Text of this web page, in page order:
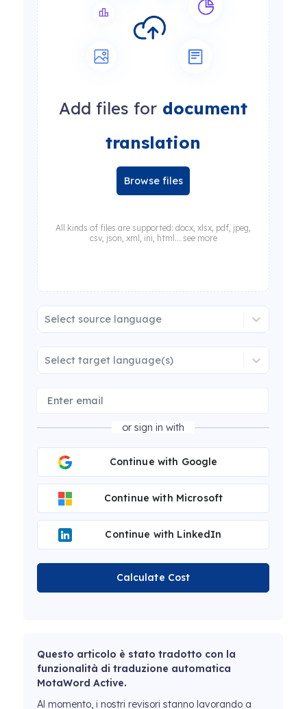
Add files for document
translation
Browse files
All kinds of files are supported: docx, xlsx, pdf, jpeg,
csv, json, xml, ini, html... see more
Select source language
Select target language(s)
or sign in with
Continue with Google
Continue with Microsoft
Continue with LinkedIn
Calculate Cost
Questo articolo è stato tradotto con la
funzionalità di traduzione automatica
MotaWord Active.
Al momento, i nostri revisori stanno lavorando a